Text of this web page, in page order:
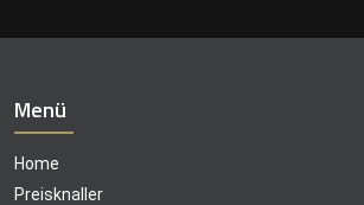
Menü
Home
Preisknaller